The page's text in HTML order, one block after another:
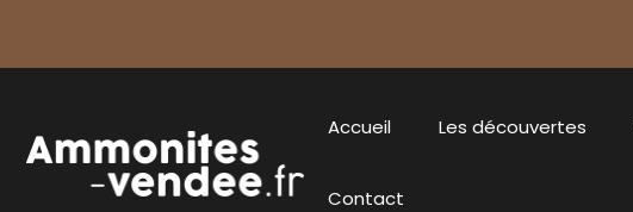
Accueil Les découvertes
Contact